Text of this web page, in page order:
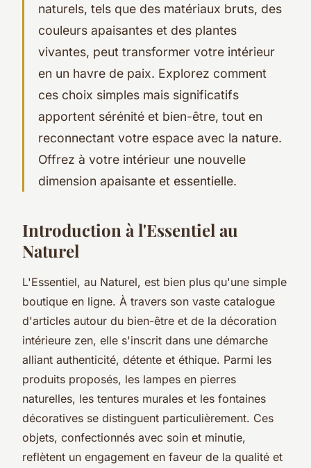
naturels, tels que des matériaux bruts, des
couleurs apaisantes et des plantes
vivantes, peut transformer votre intérieur
en un havre de paix. Explorez comment
ces choix simples mais significatifs
apportent sérénité et bien-être, tout en
reconnectant votre espace avec la nature.
Offrez à votre intérieur une nouvelle
dimension apaisante et essentielle.
Introduction à l'Essentiel au
Naturel
L'Essentiel, au Naturel, est bien plus qu'une simple
boutique en ligne. À travers son vaste catalogue
d'articles autour du bien-être et de la décoration
intérieure zen, elle s'inscrit dans une démarche
alliant authenticité, détente et éthique. Parmi les
produits proposés, les lampes en pierres
naturelles, les tentures murales et les fontaines
décoratives se distinguent particulièrement. Ces
objets, confectionnés avec soin et minutie,
reflètent un engagement en faveur de la qualité et